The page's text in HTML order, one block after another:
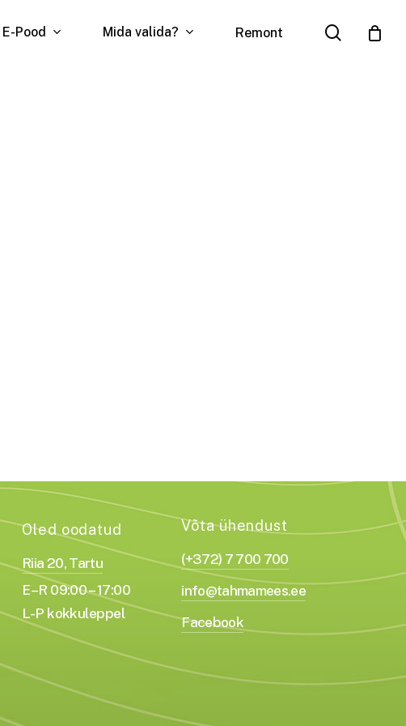
E-Pood Mida valida? Remont search
Oled oodatud
Riia 20, Tartu
E–R 09:00 – 17:00
L-P kokkuleppel
Võta ühendust
(+372) 7 700 700
info@tahmamees.ee
Facebook